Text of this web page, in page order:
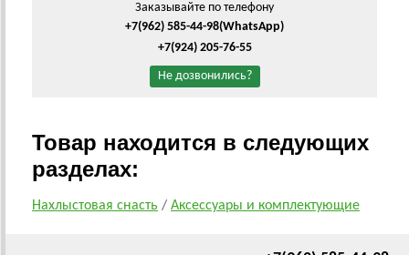
Заказывайте по телефону
+7(962) 585-44-98(WhatsApp)
+7(924) 205-76-55
Не дозвонились?
Товар находится в следующих
разделах:
Нахлыстовая снасть / Аксессуары и комплектующие